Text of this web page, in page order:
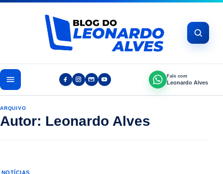
Pular para o conteúdo
Fale com
Leonardo Alves
ARQUIVO
Autor: Leonardo Alves
NOTÍCIAS